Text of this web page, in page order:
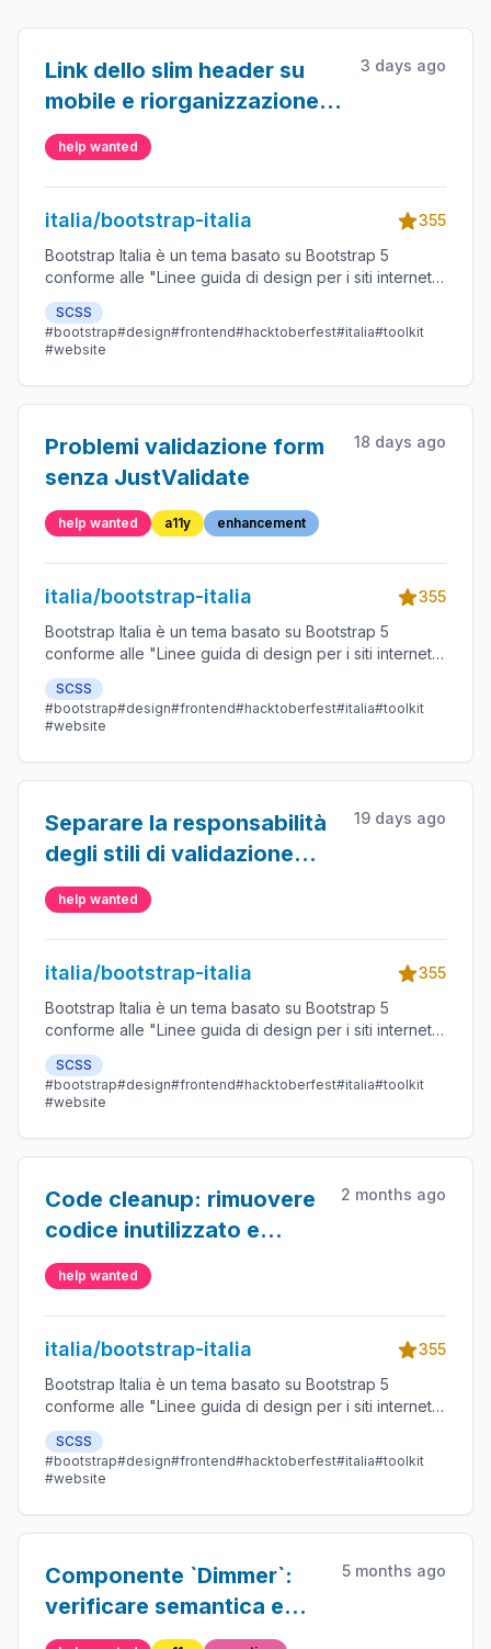
Link dello slim header su
mobile e riorganizzazione
menu su mobile
3 days ago
help wanted
italia/bootstrap-italia
355
Bootstrap Italia è un tema basato su Bootstrap 5
conforme alle "Linee guida di design per i siti internet e
i servizi digitali della Pubblica Amministrazione"
SCSS
#bootstrap#design#frontend#hacktoberfest#italia#toolkit
#website
Problemi validazione form
senza JustValidate
18 days ago
help wanted a11y enhancement
italia/bootstrap-italia
355
Bootstrap Italia è un tema basato su Bootstrap 5
conforme alle "Linee guida di design per i siti internet e
i servizi digitali della Pubblica Amministrazione"
SCSS
#bootstrap#design#frontend#hacktoberfest#italia#toolkit
#website
Separare la responsabilità
degli stili di validazione
degli elementi dei form da
just-validate
19 days ago
help wanted
italia/bootstrap-italia
355
Bootstrap Italia è un tema basato su Bootstrap 5
conforme alle "Linee guida di design per i siti internet e
i servizi digitali della Pubblica Amministrazione"
SCSS
#bootstrap#design#frontend#hacktoberfest#italia#toolkit
#website
Code cleanup: rimuovere
codice inutilizzato e
obsoleto
2 months ago
help wanted
italia/bootstrap-italia
355
Bootstrap Italia è un tema basato su Bootstrap 5
conforme alle "Linee guida di design per i siti internet e
i servizi digitali della Pubblica Amministrazione"
SCSS
#bootstrap#design#frontend#hacktoberfest#italia#toolkit
#website
Componente `Dimmer`:
verificare semantica e
lettori di schermo
5 months ago